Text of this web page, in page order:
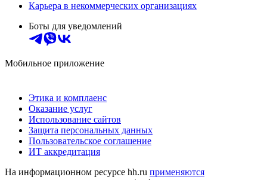
Карьера в некоммерческих организациях
Боты для уведомлений
Мобильное приложение
Этика и комплаенс
Оказание услуг
Использование сайтов
Защита персональных данных
Пользовательское соглашение
ИТ аккредитация
На информационном ресурсе hh.ru применяются